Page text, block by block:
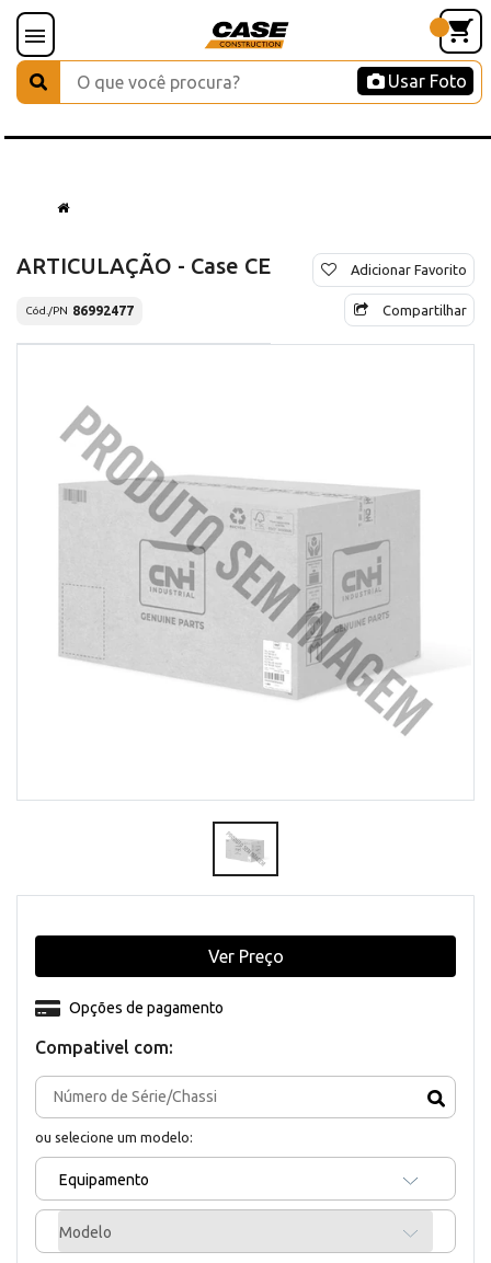
Usar Foto
ARTICULAÇÃO - Case CE
Cód./PN 86992477
Adicionar Favorito
Compartilhar
Compativel com:
ou selecione um modelo:
Equipamento
Modelo
Opções de pagamento
Ver Preço